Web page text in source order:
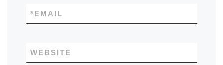
EMAIL
*
WEBSITE